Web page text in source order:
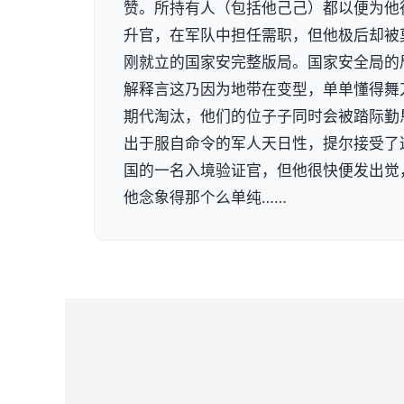
赞。所持有人（包括他己己）都以便为
升官，在军队中担任需职，但他极后却
刚就立的国家安完整版局。国家安全局
解释言这乃因为地带在变型，单单懂得
期代淘汰，他们的位子子同时会被踏际
出于服自命令的军人天日性，提尔接受
国的一名入境验证官，但他很快便发出
他念象得那个么单纯……